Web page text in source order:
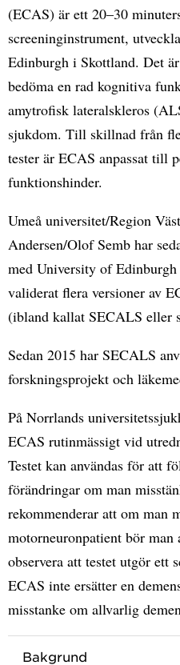
(ECAS) är ett 20–30
screeninginstrument,
Edinburgh i Skottland. Det
bedöma en rad kognitiva
amytrofisk lateralskleros
sjukdom. Till skillnad från
tester är ECAS anpassat till
funktionshinder.
Umeå universitet/Region
Andersen/Olof Semb har
med University of
validerat flera versioner av
(ibland kallat SECALS eller
Sedan 2015 har SECALS
forskningsprojekt och
På Norrlands
ECAS rutinmässigt vid
Testet kan användas för att
förändringar om man
rekommenderar att om man
motorneuronpatient bör
observera att testet utgör ett
ECAS inte ersätter en
misstanke om allvarlig
Bakgrund